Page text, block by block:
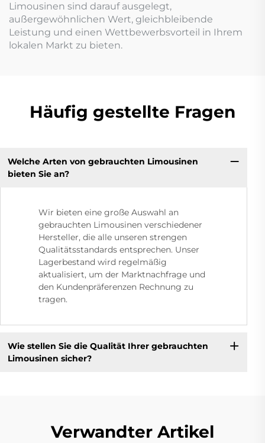
Limousinen sind darauf ausgelegt,
außergewöhnlichen Wert, gleichbleibende
Leistung und einen Wettbewerbsvorteil in Ihrem
lokalen Markt zu bieten.
Häufig gestellte Fragen
Welche Arten von gebrauchten Limousinen
bieten Sie an?
Wir bieten eine große Auswahl an
gebrauchten Limousinen verschiedener
Hersteller, die alle unseren strengen
Qualitätsstandards entsprechen. Unser
Lagerbestand wird regelmäßig
aktualisiert, um der Marktnachfrage und
den Kundenpräferenzen Rechnung zu
tragen.
Wie stellen Sie die Qualität Ihrer gebrauchten
Limousinen sicher?
Verwandter Artikel